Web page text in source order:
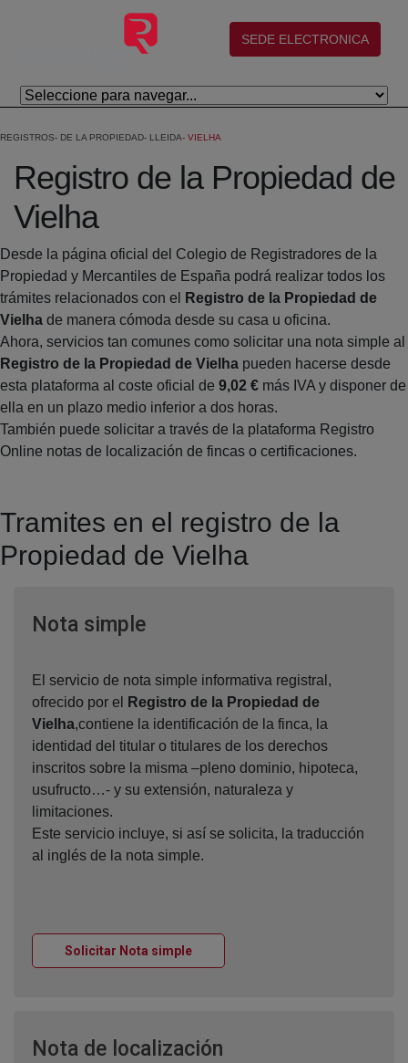
Salta al contingut principal
(abre en nueva ventana)
SEDE ELECTRONICA
REGISTROS DE LA PROPIEDAD LLEIDA VIELHA
Registro de la Propiedad de
Vielha
Desde la página oficial del Colegio de Registradores de la
Propiedad y Mercantiles de España podrá realizar todos los
trámites relacionados con el
Registro de la Propiedad de
Vielha de manera cómoda desde su casa u oficina.
Ahora, servicios tan comunes como solicitar una nota simple al
Registro de la Propiedad de Vielha pueden hacerse desde
esta plataforma al coste oficial de 9,02 € más IVA y disponer de
ella en un plazo medio inferior a dos horas.
También puede solicitar a través de la plataforma Registro
Online notas de localización de fincas o certificaciones.
Tramites en el registro de la
Propiedad de Vielha
Nota simpleVentana nueva
El servicio de nota simple informativa registral,
ofrecido por el
Registro de la Propiedad de
Vielha,contiene la identificación de la finca, la
identidad del titular o titulares de los derechos
inscritos sobre la misma –pleno dominio, hipoteca,
usufructo…- y su extensión, naturaleza y
limitaciones.
Este servicio incluye, si así se solicita, la traducción
al inglés de la nota simple.
Solicitar Nota simpleVentana nueva
Nota de localización